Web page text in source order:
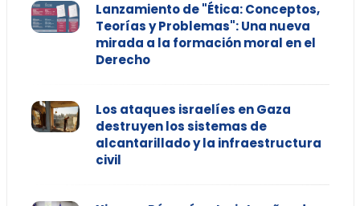
Lanzamiento de "Ética: Conceptos,
Teorías y Problemas": Una nueva
mirada a la formación moral en el
Derecho
Los ataques israelíes en Gaza
destruyen los sistemas de
alcantarillado y la infraestructura
civil